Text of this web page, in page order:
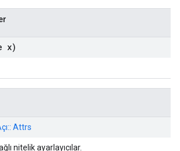
x)
Attrs
nitelik ayarlayıcılar.